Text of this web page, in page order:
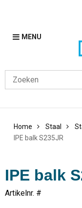
MENU
Home Staal
IPE balk S235JR
IPE balk
Artikelnr. #